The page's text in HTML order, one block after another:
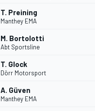
T. Preining
Manthey EMA
M. Bortolotti
Abt Sportsline
T. Glock
Dörr Motorsport
A. Güven
Manthey EMA